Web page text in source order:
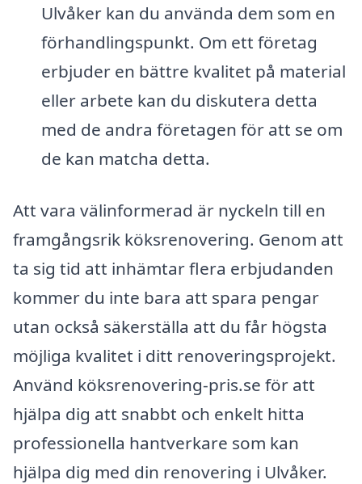
Ulvåker kan du använda dem som en
förhandlingspunkt. Om ett företag
erbjuder en bättre kvalitet på material
eller arbete kan du diskutera detta
med de andra företagen för att se om
de kan matcha detta.
Att vara välinformerad är nyckeln till en
framgångsrik köksrenovering. Genom att
ta sig tid att inhämtar flera erbjudanden
kommer du inte bara att spara pengar
utan också säkerställa att du får högsta
möjliga kvalitet i ditt renoveringsprojekt.
Använd köksrenovering-pris.se för att
hjälpa dig att snabbt och enkelt hitta
professionella hantverkare som kan
hjälpa dig med din renovering i Ulvåker.